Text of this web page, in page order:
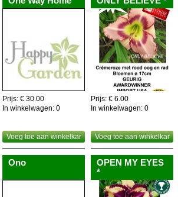
Prijs: € 30.00
In winkelwagen: 0
Voeg toe aan winkelkar
Prijs: € 6.00
In winkelwagen: 0
Voeg toe aan winkelkar
Ono
OPEN MY EYES
*